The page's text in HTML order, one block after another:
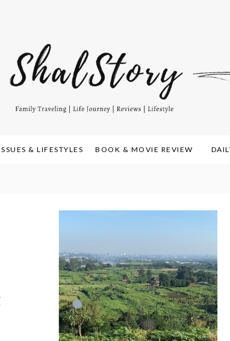
Life Journey, Reviews, and Lifestyle
& LIFESTYLES BOOK & MOVIE REVIEW